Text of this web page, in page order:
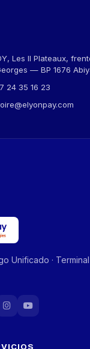
Les II Plateaux,
— BP 1676
24 35 16 23
Unificado · Terminal